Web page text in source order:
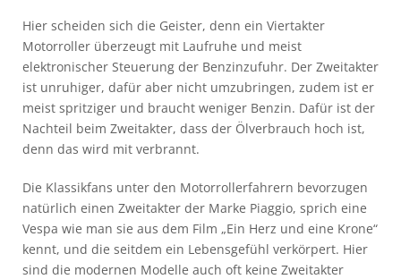
Hier scheiden sich die Geister, denn ein Viertakter
Motorroller überzeugt mit Laufruhe und meist
elektronischer Steuerung der Benzinzufuhr. Der Zweitakter
ist unruhiger, dafür aber nicht umzubringen, zudem ist er
meist spritziger und braucht weniger Benzin. Dafür ist der
Nachteil beim Zweitakter, dass der Ölverbrauch hoch ist,
denn das wird mit verbrannt.
Die Klassikfans unter den Motorrollerfahrern bevorzugen
natürlich einen Zweitakter der Marke Piaggio, sprich eine
Vespa wie man sie aus dem Film „Ein Herz und eine Krone“
kennt, und die seitdem ein Lebensgefühl verkörpert. Hier
sind die modernen Modelle auch oft keine Zweitakter